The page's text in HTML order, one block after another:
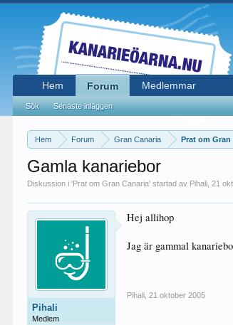
Hem Forum Gran Canaria Prat om Gran
Gamla kanariebor
Diskussion i 'Prat om Gran Canaria' startad av Pihali ,21
Pihali
Medlem
Hej allihop
Jag är gammal
Pihali 21 oktober 2005
Hem Forum
Sök Senaste inläggen
Medlemmar